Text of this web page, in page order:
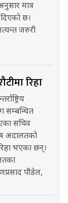
मात्र
दिएको छ।
जरुरी
रिहा
सम्बन्धित
सचिव
अदालतको
भएका छन्।
पौडेल,